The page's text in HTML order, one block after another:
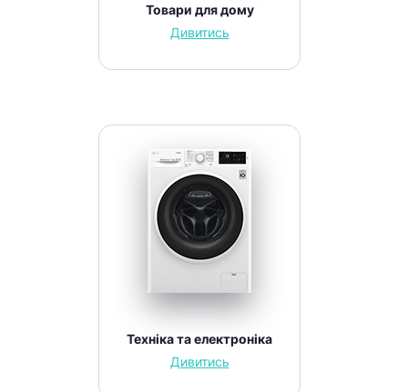
Товари для дому
Дивитись
Техніка та електроніка
Дивитись